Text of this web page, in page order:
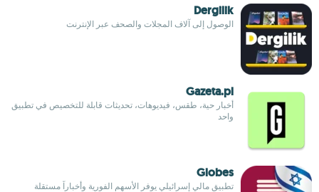
Dergilik
الوصول إلى آلاف المجلات والصحف عبر الإنترنت
Gazeta.pl
أخبار حية، طقس، فيديوهات، تحديثات قابلة للتخصيص في تطبيق
واحد
Globes
تطبيق مالي إسرائيلي يوفر الأسهم الفورية وأخباراً مستقلة